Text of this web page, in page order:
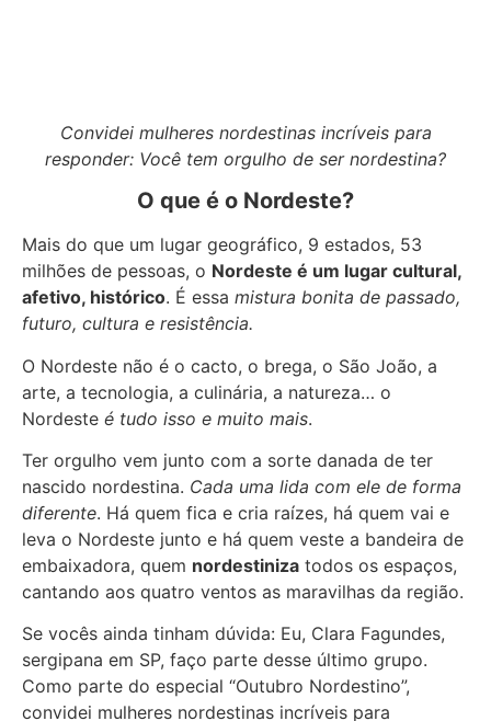
Convidei mulheres nordestinas incríveis para
responder: Você tem orgulho de ser nordestina?
O que é o Nordeste?
Mais do que um lugar geográfico, 9 estados, 53
milhões de pessoas, o Nordeste é um lugar cultural,
afetivo, histórico. É essa mistura bonita de passado,
futuro, cultura e resistência.
O Nordeste não é o cacto, o brega, o São João, a
arte, a tecnologia, a culinária, a natureza… o
Nordeste é tudo isso e muito mais.
Ter orgulho vem junto com a sorte danada de ter
nascido nordestina. Cada uma lida com ele de forma
diferente. Há quem fica e cria raízes, há quem vai e
leva o Nordeste junto e há quem veste a bandeira de
embaixadora, quem nordestiniza todos os espaços,
cantando aos quatro ventos as maravilhas da região.
Se vocês ainda tinham dúvida: Eu, Clara Fagundes,
sergipana em SP, faço parte desse último grupo.
Como parte do especial “Outubro Nordestino”,
convidei mulheres nordestinas incríveis para